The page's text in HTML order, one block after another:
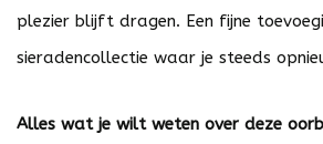
plezier blijft dragen. Een fijne
sieradencollectie waar je steeds
Alles wat je wilt weten over deze